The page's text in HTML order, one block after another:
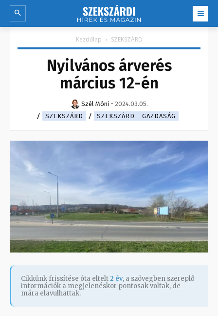
Kezdőlap SZEKSZÁRD
Nyilvános árverés
március 12-én
Szél Móni - 2024.03.05.
SZEKSZÁRD
SZEKSZÁRD - GAZDASÁG
Cikkünk frissítése óta eltelt2 év, a szövegben szereplő
információk a megjelenéskor pontosak voltak, de
mára elavulhattak.